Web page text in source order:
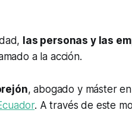
las personas y las
a la acción.
, abogado y máster en
. A través de este